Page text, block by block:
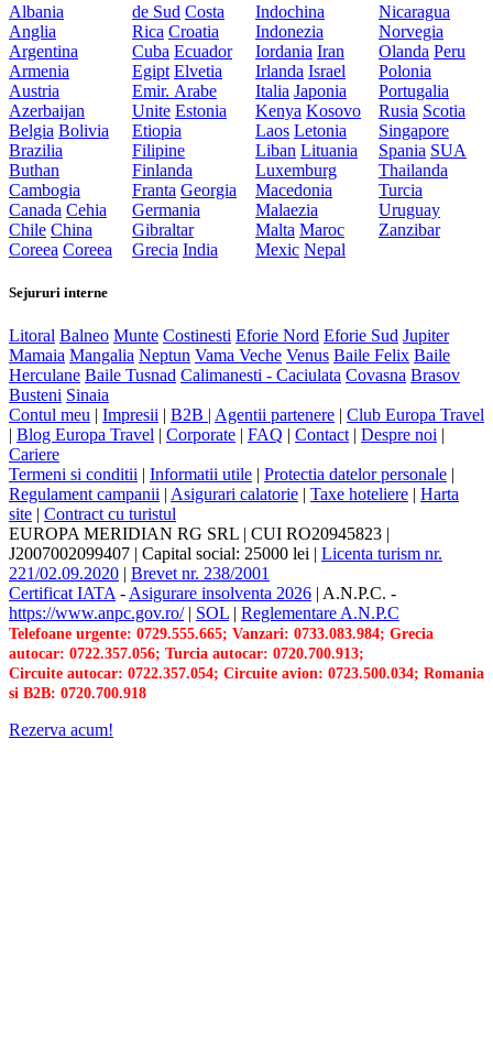
Albania
Anglia
Argentina
Armenia
Austria
Azerbaijan
Belgia Bolivia
Brazilia
Buthan
Cambogia
Canada Cehia
Chile China
Coreea Coreea
de Sud Costa
Rica Croatia
Cuba Ecuador
Egipt Elvetia
Emir. Arabe
Unite Estonia
Etiopia
Filipine
Finlanda
Franta Georgia
Germania
Gibraltar
Grecia India
Indochina
Indonezia
Iordania Iran
Irlanda Israel
Italia Japonia
Kenya Kosovo
Laos Letonia
Liban Lituania
Luxemburg
Macedonia
Malaezia
Malta Maroc
Mexic Nepal
Nicaragua
Norvegia
Olanda Peru
Polonia
Portugalia
Rusia Scotia
Singapore
Spania SUA
Thailanda
Turcia
Uruguay
Zanzibar
Sejururi interne
Litoral Balneo Munte Costinesti Eforie Nord Eforie Sud Jupiter
Mamaia Mangalia Neptun Vama Veche Venus Baile Felix Baile
Herculane Baile Tusnad Calimanesti - Caciulata Covasna Brasov
Busteni Sinaia
Contul meu | Impresii | B2B | Agentii partenere | Club Europa Travel
| Blog Europa Travel | Corporate | FAQ | Contact | Despre noi |
Cariere
Termeni si conditii | Informatii utile | Protectia datelor personale |
Regulament campanii | Asigurari calatorie | Taxe hoteliere | Harta
site | Contract cu turistul
EUROPA MERIDIAN RG SRL | CUI RO20945823 |
J2007002099407 | Capital social: 25000 lei | Licenta turism nr.
221/02.09.2020 | Brevet nr. 238/2001
Certificat IATA - Asigurare insolventa 2026 | A.N.P.C. -
https://www.anpc.gov.ro/| SOL | Reglementare A.N.P.C
Telefoane urgente: 0729.555.665; Vanzari: 0733.083.984; Grecia
autocar: 0722.357.056; Turcia autocar: 0720.700.913;
Circuite autocar: 0722.357.054; Circuite avion: 0723.500.034; Romania
si B2B: 0720.700.918
Rezerva acum!